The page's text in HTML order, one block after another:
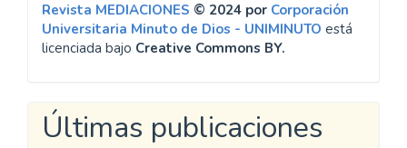
Revista MEDIACIONES © 2024 por Corporación
Universitaria Minuto de Dios - UNIMINUTO está
licenciada bajo Creative Commons BY.
Últimas publicaciones